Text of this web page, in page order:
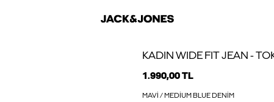
KADIN WIDE FIT JEAN -
1.990,00 TL
MAVI / MEDIUM BLUE DENIM